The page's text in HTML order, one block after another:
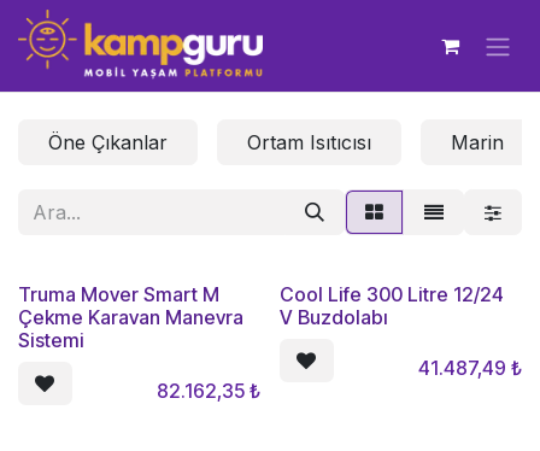
İçereği Atla
Öne Çıkanlar Ortam Isıtıcısı Marin
Truma Mover Smart M
Çekme Karavan Manevra
Sistemi
82.162,35₺
Cool Life 300 Litre 12/24
V Buzdolabı
41.487,49 ₺